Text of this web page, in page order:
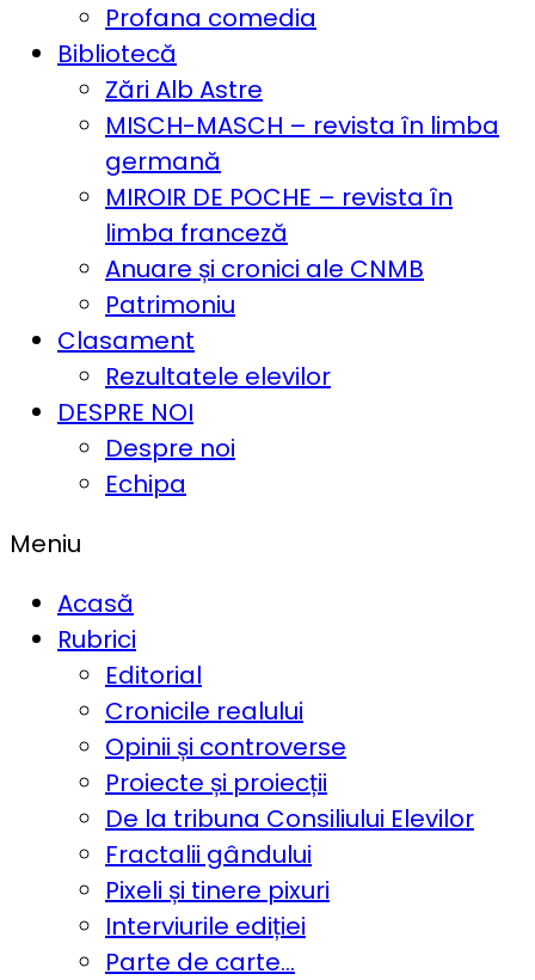
Profana comedia
Bibliotecă
Zări Alb Astre
MISCH-MASCH – revista în limba
germană
MIROIR DE POCHE – revista în
limba franceză
Anuare și cronici ale CNMB
Patrimoniu
Clasament
Rezultatele elevilor
DESPRE NOI
Despre noi
Echipa
Meniu
Acasă
Rubrici
Editorial
Cronicile realului
Opinii și controverse
Proiecte și proiecții
De la tribuna Consiliului Elevilor
Fractalii gândului
Pixeli și tinere pixuri
Interviurile ediției
Parte de carte…